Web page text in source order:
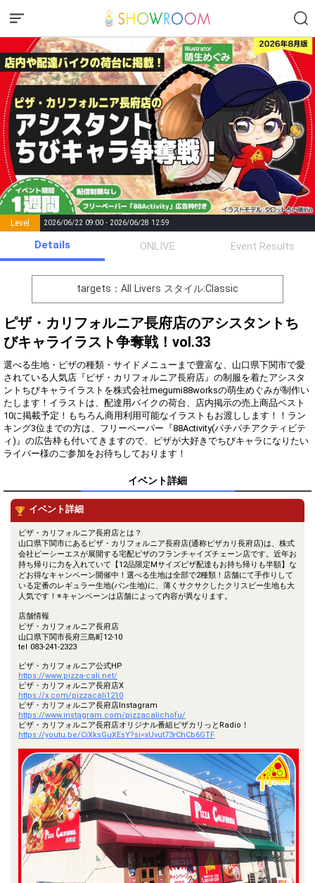
Level 2026/06/22 09:00 - 2026/06/28 12:59
Points List of Goal
number of
positions
Rema
0 Event Begins!
オリジナルアバター制作権獲
得！
Gifting
Throw gifts to the stage and join
the live performance.
First, try throwing free Stars
(once a day)! You can also charge
Show Gold to purchase gifts
(available from 1 JPY)! When you
continue to send gifts to the
performer(s), the performer's
To cheer on performers, you can
send them gifts.
To send performers paid items,
you must use Show Gold.
Comments
You can post comments. Please
refrain from posting comments
that may offend performers or
other users.
Close
Details ONLIVE Event Results
targets：All Livers スタイル:Classic
ピザ・カリフォルニア長府店のアシスタントち
びキャライラスト争奪戦！vol.33
選べる生地・ピザの種類・サイドメニューまで豊富な、山口県下関市で愛
されている人気店『ピザ・カリフォルニア長府店』の制服を着たアシスタ
ントちびキャライラストを株式会社megumi88worksの萌生めぐみが制作い
たします！イラストは、配達用バイクの荷台、店内掲示の売上商品ベスト
10に掲載予定！もちろん商用利用可能なイラストもお渡しします！！ラン
キング3位までの方は、フリーペーパー『88Activity(パチパチアクティビテ
ィ)』の広告枠も付いてきますので、ピザが大好きでちびキャラになりたい
ライバー様のご参加をお待ちしております！
イベント詳細
イベント詳細
ピザ・カリフォルニア長府店とは？
山口県下関市にあるピザ・カリフォルニア長府店(通称ピザカリ長府店)は、株式
会社ピーシーエスが展開する宅配ピザのフランチャイズチェーン店です。近年お
持ち帰りに力を入れていて【12品限定Mサイズピザ配達もお持ち帰りも半額】な
どお得なキャンペーン開催中！選べる生地は全部で2種類！店舗にて手作りして
いる定番のレギュラー生地(パン生地)に、薄くサクサクしたクリスピー生地も大
人気です！※キャンペーンは店舗によって内容が異なります。
店舗情報
ピザ・カリフォルニア長府店
山口県下関市長府三島町12-10
tel 083-241-2323
ピザ・カリフォルニア公式HP
https://www.pizza-cali.net/
ピザ・カリフォルニア長府店X
https://x.com/pizzacali1210
ピザ・カリフォルニア長府店Instagram
https://www.instagram.com/pizzacalichofu/
ピザ・カリフォルニア長府店オリジナル番組ピザカリっとRadio！
https://youtu.be/CiXksGuXEsY?si=xUvut73rChCb6GTF